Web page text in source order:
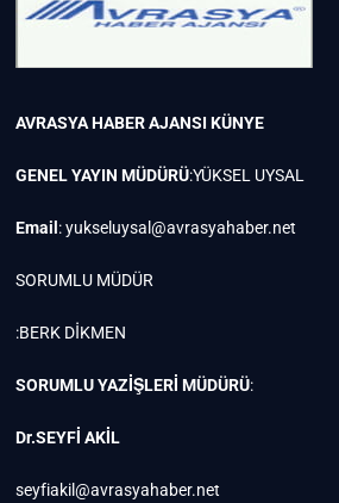
AVRASYA HABER AJANSIKÜNYE
GENEL YAYIN MÜDÜRÜ:YÜKSEL UYSAL
Email :yukseluysal@avrasyahaber.net
SORUMLU MÜDÜR
:BERK DİKMEN
SORUMLU YAZİŞLERİ MÜDÜRÜ:
Dr.SEYFİ AKİL
seyfiakil@avrasyahaber.net